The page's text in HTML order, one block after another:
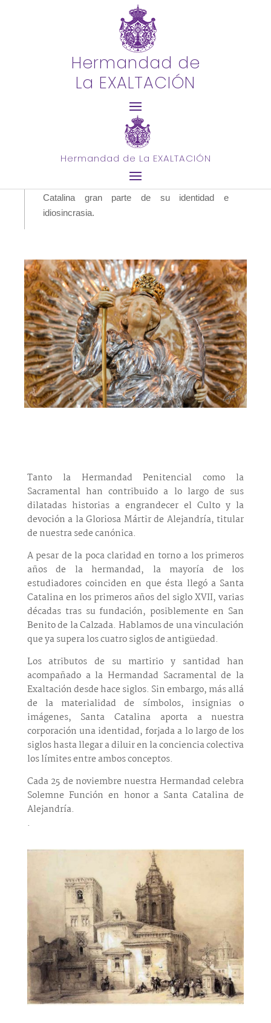
Hermandad de
La EXALTACIÓN
Hermandad de La EXALTACIÓN
SANTA CATALINA DE
ALEJANDRÍA
La Santa y Mártir de Alejandría, Titular de
nuestro templo, siempre ha estado vinculada al
Culto de nuestra Hermandad, aunque dicha
titularidad histórica no fue oficializada hasta
Titulares. Nuestra corporación toma de Santa
Catalina gran parte de su identidad e
idiosincrasia.
Tanto la Hermandad Penitencial como la
Sacramental han contribuido a lo largo de sus
dilatadas historias a engrandecer el Culto y la
devoción a la Gloriosa Mártir de Alejandría, titular
de nuestra sede canónica.
A pesar de la poca claridad en torno a los primeros
años de la hermandad, la mayoría de los
estudiadores coinciden en que ésta llegó a Santa
Catalina en los primeros años del siglo XVII, varias
décadas tras su fundación, posiblemente en San
Benito de la Calzada. Hablamos de una vinculación
que ya supera los cuatro siglos de antigüedad.
Los atributos de su martirio y santidad han
acompañado a la Hermandad Sacramental de la
Exaltación desde hace siglos. Sin embargo, más allá
de la materialidad de símbolos, insignias o
imágenes, Santa Catalina aporta a nuestra
corporación una identidad, forjada a lo largo de los
siglos hasta llegar a diluir en la conciencia colectiva
los límites entre ambos conceptos.
Cada 25 de noviembre nuestra Hermandad celebra
Solemne Función en honor a Santa Catalina de
Alejandría.
.